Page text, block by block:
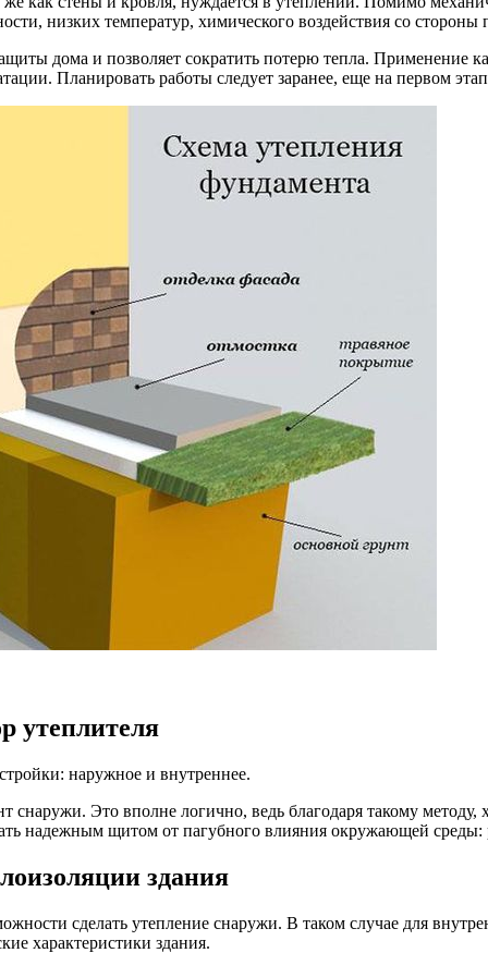
низких температур, химического воздействия со стороны
дома и позволяет сократить потерю тепла. Применение
Планировать работы следует заранее, еще на первом
утеплителя
наружное и внутреннее.
Это вполне логично, ведь благодаря такому
надежным щитом от пагубного влияния окружающей среды:
здания
сделать утепление снаружи. В таком случае для
характеристики здания.